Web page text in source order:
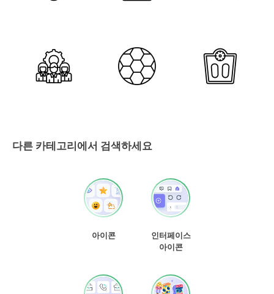
다른 카테고리에서 검색하세요
아이콘
인터페이스
아이콘